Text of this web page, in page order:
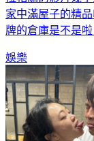
家中滿屋子的精
牌的倉庫是不是啦
娛樂